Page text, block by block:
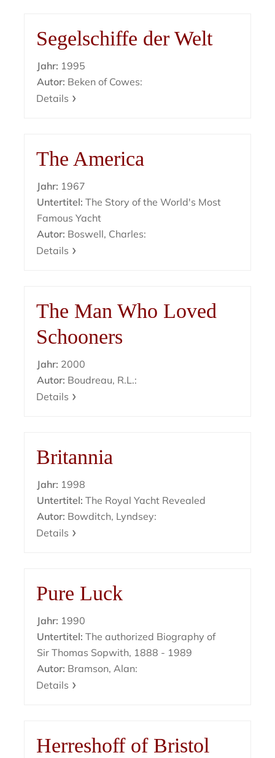
Segelschiffe der Welt
Jahr: 1995
Autor: Beken of Cowes:
Details
The America
Jahr: 1967
Untertitel: The Story of the World's Most
Famous Yacht
Autor: Boswell, Charles:
Details
The Man Who Loved
Schooners
Jahr: 2000
Autor: Boudreau, R.L.:
Details
Britannia
Jahr: 1998
Untertitel: The Royal Yacht Revealed
Autor: Bowditch, Lyndsey:
Details
Pure Luck
Jahr: 1990
Untertitel: The authorized Biography of
Sir Thomas Sopwith, 1888 - 1989
Autor: Bramson, Alan:
Details
Herreshoff of Bristol